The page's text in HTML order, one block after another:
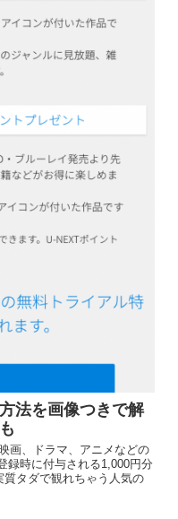
法を画像つきで解
画、ドラマ、アニメなどの
録時に付与される1,000円分
タダで観れちゃう人気の